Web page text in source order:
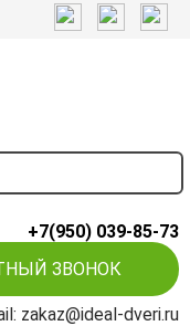
+7(950) 039-85-73
ЗВОНОК
zakaz@ideal-dveri.ru